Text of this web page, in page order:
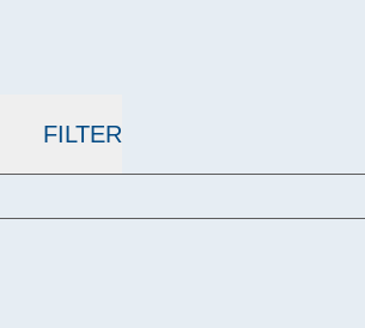
FILTER